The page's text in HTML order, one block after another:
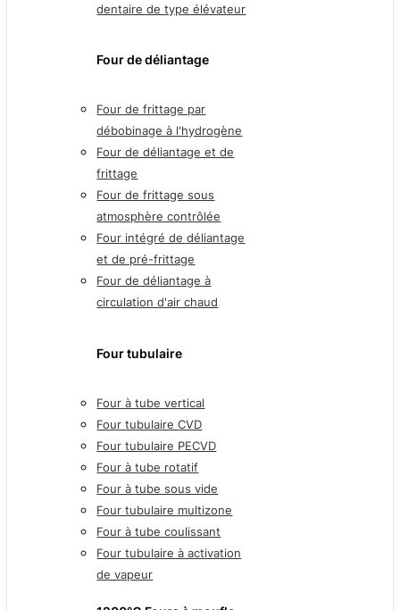
dentaire de type élévateur
Four de déliantage
Four de frittage par
débobinage à l'hydrogène
Four de déliantage et de
frittage
Four de frittage sous
atmosphère contrôlée
Four intégré de déliantage
et de pré-frittage
Four de déliantage à
circulation d'air chaud
Four tubulaire
Four à tube vertical
Four tubulaire CVD
Four tubulaire PECVD
Four à tube rotatif
Four à tube sous vide
Four tubulaire multizone
Four à tube coulissant
Four tubulaire à activation
de vapeur